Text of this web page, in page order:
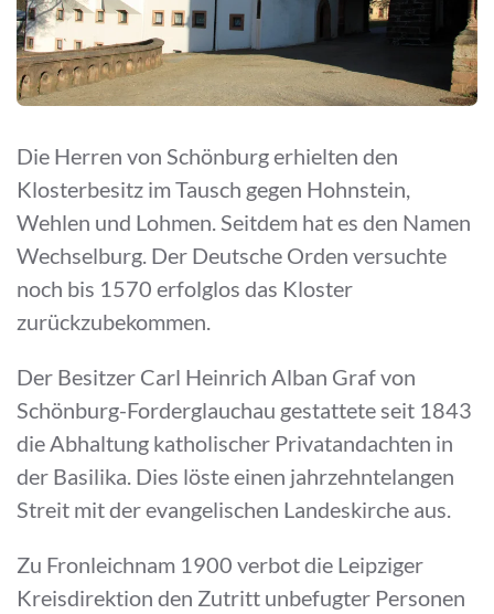
Die Herren von Schönburg erhielten den
Klosterbesitz im Tausch gegen Hohnstein,
Wehlen und Lohmen. Seitdem hat es den Namen
Wechselburg. Der Deutsche Orden versuchte
noch bis 1570 erfolglos das Kloster
zurückzubekommen.
Der Besitzer Carl Heinrich Alban Graf von
Schönburg-Forderglauchau gestattete seit 1843
die Abhaltung katholischer Privatandachten in
der Basilika. Dies löste einen jahrzehntelangen
Streit mit der evangelischen Landeskirche aus.
Zu Fronleichnam 1900 verbot die Leipziger
Kreisdirektion den Zutritt unbefugter Personen